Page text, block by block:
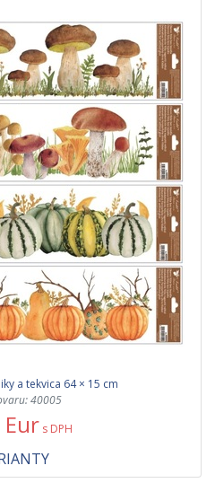
a tekvica 64 × 15 cm
40005
Eur s DPH